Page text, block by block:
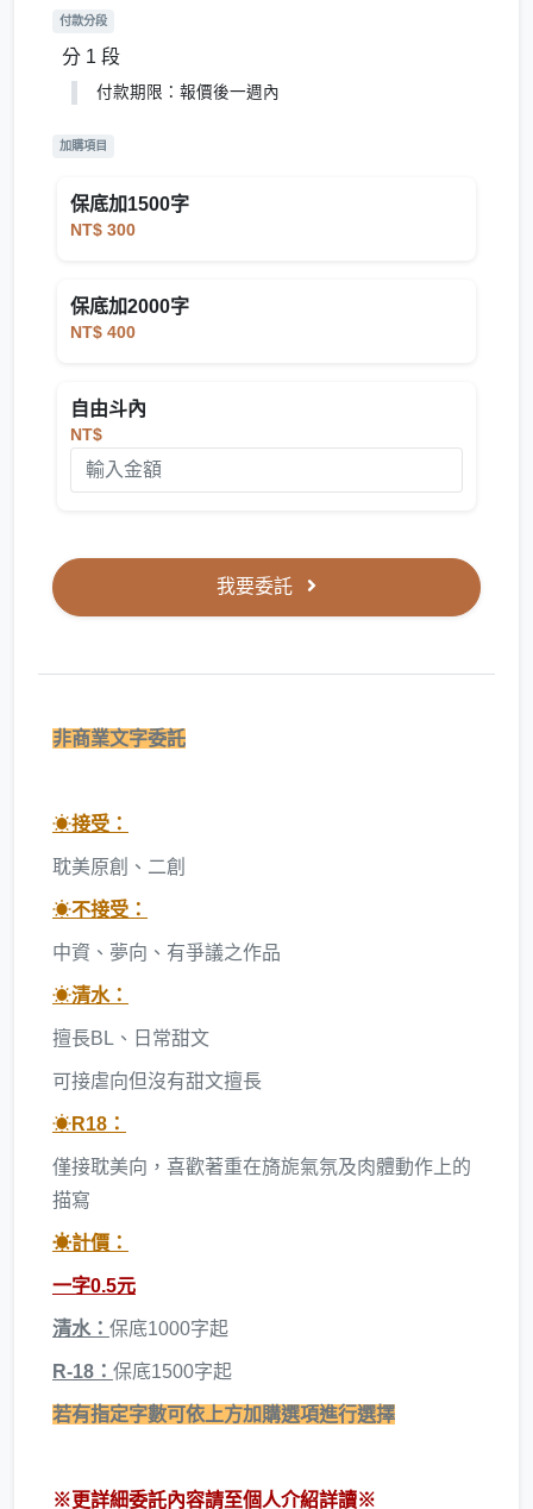
付款分段
分 1 段
付款期限：報價後一週內
加購項目
保底加1500字
NT$ 300
保底加2000字
NT$ 400
自由斗內
NT$
我要委託
非商業文字委託
☀接受：
耽美原創、二創
☀不接受：
中資、夢向、有爭議之作品
☀清水：
擅長BL、日常甜文
可接虐向但沒有甜文擅長
☀R18：
僅接耽美向，喜歡著重在旖旎氣氛及肉體動作上的
描寫
☀計價：
一字0.5元
清水： 保底1000字起
R-18： 保底1500字起
若有指定字數可依上方加購選項進行選擇
※更詳細委託內容請至個人介紹詳讀※